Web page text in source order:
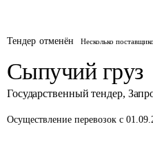
Тендер отменён Несколько
Сыпучий груз
Государственный тендер,
Осуществление перевозок с